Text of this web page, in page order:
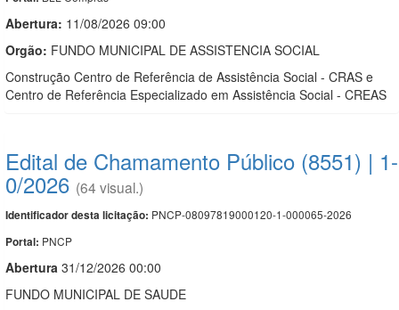
Abertura: 11/08/2026 09:00
Orgão: FUNDO MUNICIPAL DE ASSISTENCIA SOCIAL
Construção Centro de Referência de Assistência Social - CRAS e
Centro de Referência Especializado em Assistência Social - CREAS
Edital de Chamamento Público (8551) | 1-
0/2026 (64 visual.)
Identificador desta licitação: PNCP-08097819000120-1-000065-2026
Portal: PNCP
Abertura 31/12/2026 00:00
FUNDO MUNICIPAL DE SAUDE